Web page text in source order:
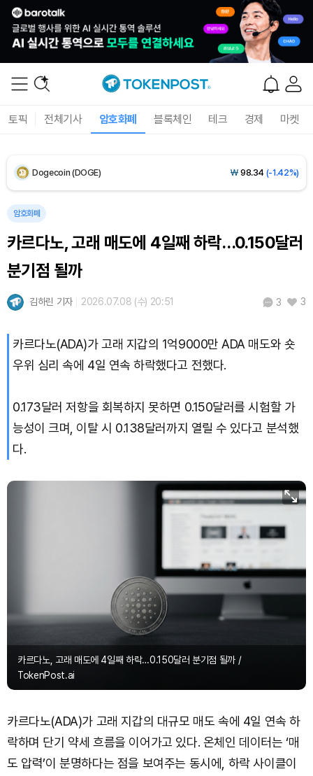
토픽 전체기사 암호화폐 블록체인 테크 경제 마켓
Solana (SOL) ₩ 103,509(-2.09%)
Bitcoin (BTC) 91,433,354(-1.15%)
암호화폐
카르다노, 고래 매도에 4일째 하락…0.150달러
분기점 될까
김하린 기자 2026.07.08 (수) 20:51 3 3
카르다노(ADA)가 고래 지갑의 1억9000만 ADA 매도와 숏
우위 심리 속에 4일 연속 하락했다고 전했다.
0.173달러 저항을 회복하지 못하면 0.150달러를 시험할 가
능성이 크며, 이탈 시 0.138달러까지 열릴 수 있다고 분석했
다.
카르다노, 고래 매도에 4일째 하락…0.150달러 분기점 될까 /
TokenPost.ai
카르다노(ADA)가 고래 지갑의 대규모 매도 속에 4일 연속 하
락하며 단기 약세 흐름을 이어가고 있다. 온체인 데이터는 ‘매
도 압력’이 분명하다는 점을 보여주는 동시에, 하락 사이클이